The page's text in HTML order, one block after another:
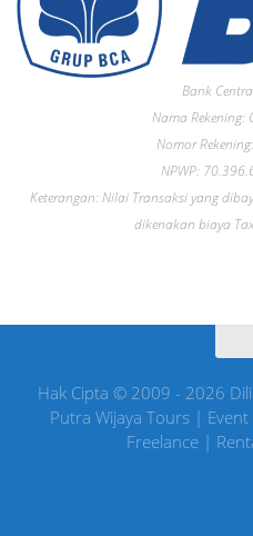
Bank
Nama Rekening:
Nomor
NPWP:
Keterangan: Nilai Transaksi yang
dikenakan biaya
Hak Cipta © 2009 - 2026
Putra Wijaya Tours |
Freelance |